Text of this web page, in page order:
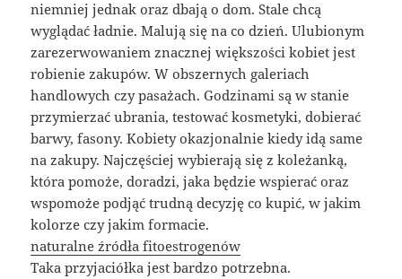
niemniej jednak oraz dbają o dom. Stale chcą
wyglądać ładnie. Malują się na co dzień. Ulubionym
zarezerwowaniem znacznej większości kobiet jest
robienie zakupów. W obszernych galeriach
handlowych czy pasażach. Godzinami są w stanie
przymierzać ubrania, testować kosmetyki, dobierać
barwy, fasony. Kobiety okazjonalnie kiedy idą same
na zakupy. Najczęściej wybierają się z koleżanką,
która pomoże, doradzi, jaka będzie wspierać oraz
wspomoże podjąć trudną decyzję co kupić, w jakim
kolorze czy jakim formacie.
naturalne źródła fitoestrogenów
Taka przyjaciółka jest bardzo potrzebna.